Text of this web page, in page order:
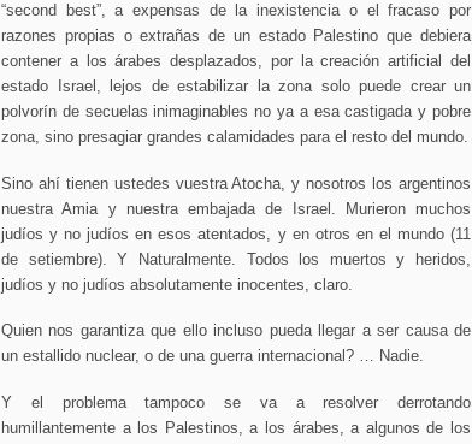
“second best”, a expensas de la inexistencia o el fracaso por
razones propias o extrañas de un estado Palestino que debiera
contener a los árabes desplazados, por la creación artificial del
estado Israel, lejos de estabilizar la zona solo puede crear un
polvorín de secuelas inimaginables no ya a esa castigada y pobre
zona, sino presagiar grandes calamidades para el resto del mundo.
Sino ahí tienen ustedes vuestra Atocha, y nosotros los argentinos
nuestra Amia y nuestra embajada de Israel. Murieron muchos
judíos y no judíos en esos atentados, y en otros en el mundo (11
de setiembre). Y Naturalmente. Todos los muertos y heridos,
judíos y no judíos absolutamente inocentes, claro.
Quien nos garantiza que ello incluso pueda llegar a ser causa de
un estallido nuclear, o de una guerra internacional? … Nadie.
Y el problema tampoco se va a resolver derrotando
humillantemente a los Palestinos, a los árabes, a algunos de los